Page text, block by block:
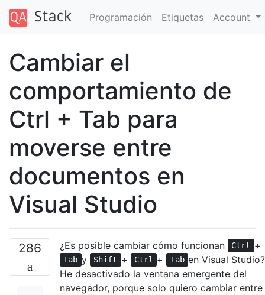
Programación Etiquetas Account
Cambiar el
comportamiento de
Ctrl + Tab para
moverse entre
documentos en
Visual Studio
286 ¿Es posible cambiar cómo funcionan Ctrl +
Tab y Shift + Ctrl + Tab en Visual Studio?
He desactivado la ventana emergente del
navegador, porque solo quiero cambiar entre